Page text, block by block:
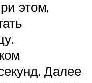
этом,
Далее